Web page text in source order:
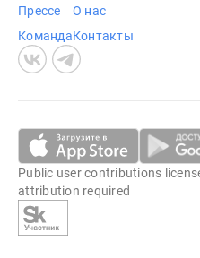
Прессе
Команда
О нас
Контакты
Public user contributions
attribution required